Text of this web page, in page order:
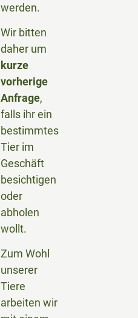
werden.
Wir bitten
daher um
kurze
vorherige
Anfrage,
falls ihr ein
bestimmtes
Tier im
Geschäft
besichtigen
oder
abholen
wollt.
Zum Wohl
unserer
Tiere
arbeiten wir